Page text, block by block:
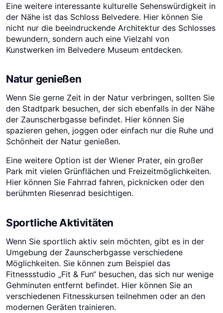
Eine weitere interessante kulturelle Sehenswürdigkeit in
der Nähe ist das Schloss Belvedere. Hier können Sie
nicht nur die beeindruckende Architektur des Schlosses
bewundern, sondern auch eine Vielzahl von
Kunstwerken im Belvedere Museum entdecken.
Natur genießen
Wenn Sie gerne Zeit in der Natur verbringen, sollten Sie
den Stadtpark besuchen, der sich ebenfalls in der Nähe
der Zaunscherbgasse befindet. Hier können Sie
spazieren gehen, joggen oder einfach nur die Ruhe und
Schönheit der Natur genießen.
Eine weitere Option ist der Wiener Prater, ein großer
Park mit vielen Grünflächen und Freizeitmöglichkeiten.
Hier können Sie Fahrrad fahren, picknicken oder den
berühmten Riesenrad besichtigen.
Sportliche Aktivitäten
Wenn Sie sportlich aktiv sein möchten, gibt es in der
Umgebung der Zaunscherbgasse verschiedene
Möglichkeiten. Sie können zum Beispiel das
Fitnessstudio „Fit & Fun“ besuchen, das sich nur wenige
Gehminuten entfernt befindet. Hier können Sie an
verschiedenen Fitnesskursen teilnehmen oder an den
modernen Geräten trainieren.